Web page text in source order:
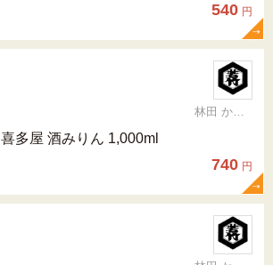
540 円
林田 かおり
喜多屋 酒みりん 1,000ml
740 円